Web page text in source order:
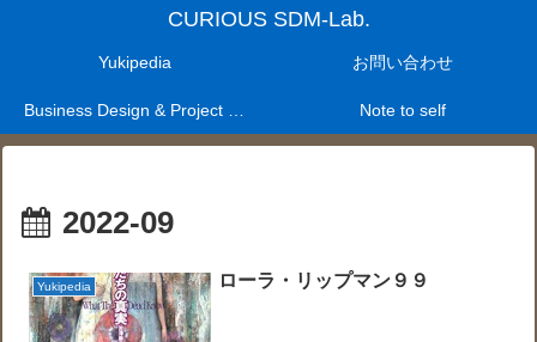
CURIOUS SDM-Lab.
Yukipedia お問い合わせ
Note to self
2022-09
Yukipedia ローラ・リップマン９９